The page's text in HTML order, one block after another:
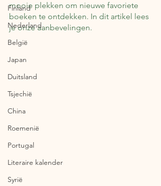
Finland
Nederland
België
Japan
Duitsland
Tsjechië
China
Roemenië
Portugal
Literaire kalender
Syrië
mooie plekken om nieuwe favoriete
boeken te ontdekken. In dit artikel lees
je onze aanbevelingen.